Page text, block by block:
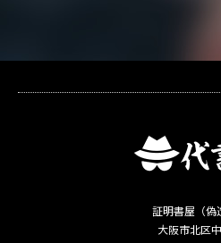
証明書屋（偽
大阪市北区